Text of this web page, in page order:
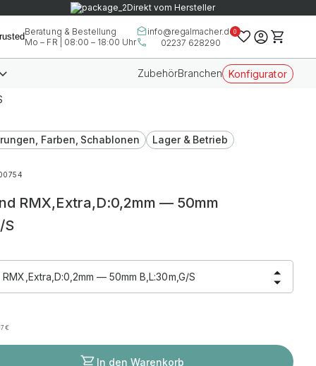
Direkt vom Hersteller
Beratung & Bestellung
Mo – FR | 08:00 – 18:00 Uhr
info@regalmacher.de
02237 628290
0
ZubehörBranchen Konfigurator
Farben, Schablonen Lager & Betrieb
RMX,Extra,D:0,2mm — 50mm
S
— 50mm B,L:30m,G/S
€
In den Warenkorb